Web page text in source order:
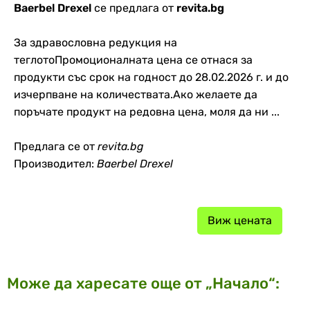
Baerbel Drexel се предлага от revita.bg
За здравословна редукция на
теглотоПромоционалната цена се отнася за
продукти със срок на годност до 28.02.2026 г. и до
изчерпване на количествата.Ако желаете да
поръчате продукт на редовна цена, моля да ни ...
Предлага се от revita.bg
Производител: Baerbel Drexel
Виж цената
Може да харесате още от „Начало“: